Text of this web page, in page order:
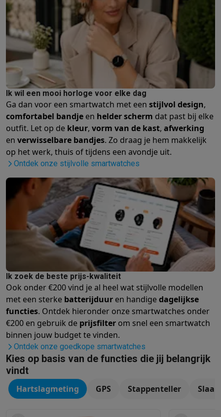
Ik wil een mooi horloge voor elke dag
Ga dan voor een smartwatch met een stijlvol design,
comfortabel bandje en helder scherm dat past bij elke
outfit. Let op de kleur, vorm van de kast, afwerking
en verwisselbare bandjes. Zo draag je hem makkelijk
op het werk, thuis of tijdens een avondje uit.
Ontdek onze stijlvolle smartwatches
Ik zoek de beste prijs-kwaliteit
Ook onder €200 vind je al heel wat stijlvolle modellen
met een sterke batterijduur en handigedagelijkse
functies. Ontdek hieronder onze smartwatches onder
€200 en gebruik de prijsfilter om snel een smartwatch
binnen jouw budget te vinden.
Ontdek onze goedkope smartwatches
Kies op basis van de functies die jij belangrijk
vindt
Hartslagmeting GPS Stappenteller